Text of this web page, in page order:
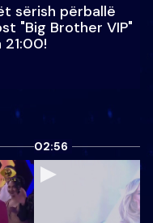
sërish përballë
"Big Brother VIP"
02:56